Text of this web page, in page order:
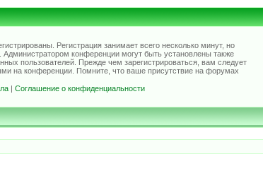
Регистрация занимает всего несколько минут, но
конференции могут быть установлены также
пользователей. Прежде чем зарегистрироваться, вам следует
на конференции. Помните, что ваше присутствие на форумах
| Соглашение о конфиденциальности